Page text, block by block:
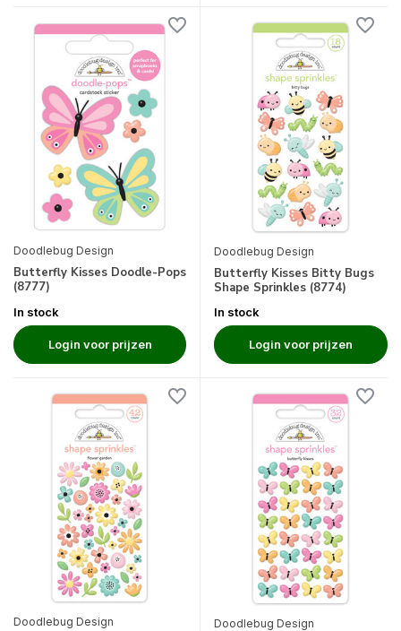
Doodlebug Design
Butterfly Kisses Doodle-Pops
(8777)
In stock
Login voor prijzen
Doodlebug Design
Butterfly Kisses Bitty Bugs
Shape Sprinkles (8774)
In stock
Login voor prijzen
Doodlebug Design Doodlebug Design